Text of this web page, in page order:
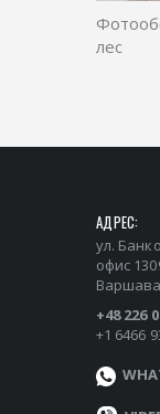
лес
АДРЕС:
ул.
офис
+48 226
+1 6466